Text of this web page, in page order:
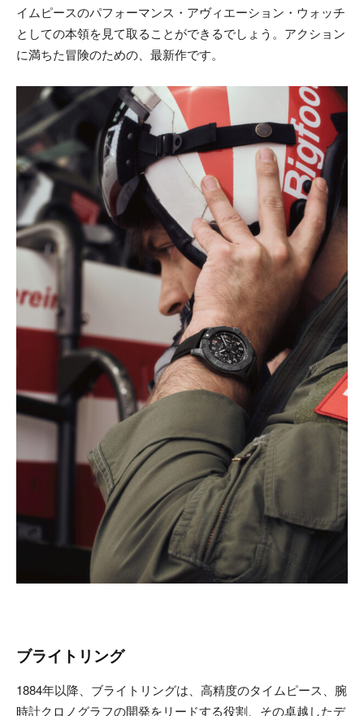
イムピースのパフォーマンス・アヴィエーション・ウォッチ
としての本領を見て取ることができるでしょう。アクション
に満ちた冒険のための、最新作です。
ブライトリング
1884年以降、ブライトリングは、高精度のタイムピース、腕
時計クロノグラフの開発をリードする役割、その卓越したデ